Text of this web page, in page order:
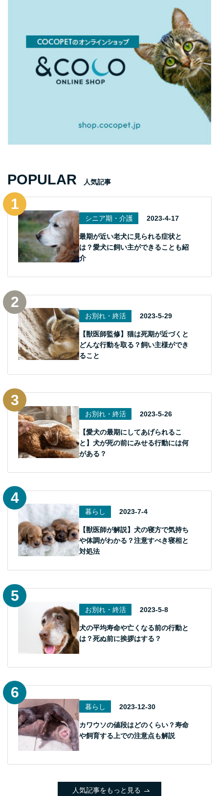
POPULAR 人気記事
シニア期・介護 2023-4-17
最期が近い老犬に見られる症状と
は？愛犬に飼い主ができることも紹
介
お別れ・終活 2023-5-29
【獣医師監修】猫は死期が近づくと
どんな行動を取る？飼い主様ができ
ること
お別れ・終活 2023-5-26
【愛犬の最期にしてあげられるこ
と】犬が死の前にみせる行動には何
がある？
暮らし 2023-7-4
【獣医師が解説】犬の寝方で気持ち
や体調がわかる？注意すべき寝相と
対処法
お別れ・終活 2023-5-8
犬の平均寿命や亡くなる前の行動と
は？死ぬ前に挨拶はする？
暮らし 2023-12-30
カワウソの値段はどのくらい？寿命
や飼育する上での注意点も解説
人気記事をもっと見る